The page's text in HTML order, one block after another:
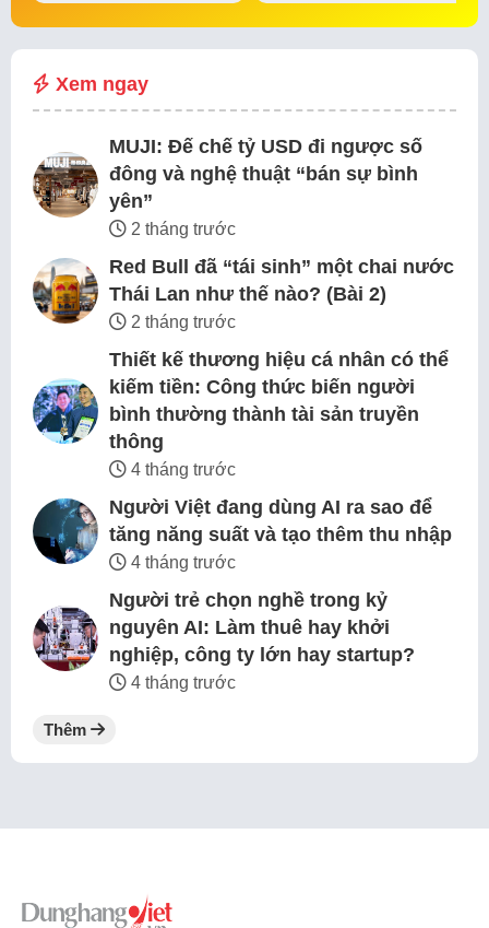
đế chế thể…
tin thị trường bắt…
Xem ngay
MUJI: Đế chế tỷ USD đi ngược số
đông và nghệ thuật “bán sự bình
yên”
2 tháng trước
Red Bull đã “tái sinh” một chai nước
Thái Lan như thế nào? (Bài 2)
2 tháng trước
Thiết kế thương hiệu cá nhân có thể
kiếm tiền: Công thức biến người
bình thường thành tài sản truyền
thông
4 tháng trước
Người Việt đang dùng AI ra sao để
tăng năng suất và tạo thêm thu nhập
4 tháng trước
Người trẻ chọn nghề trong kỷ
nguyên AI: Làm thuê hay khởi
nghiệp, công ty lớn hay startup?
4 tháng trước
Thêm